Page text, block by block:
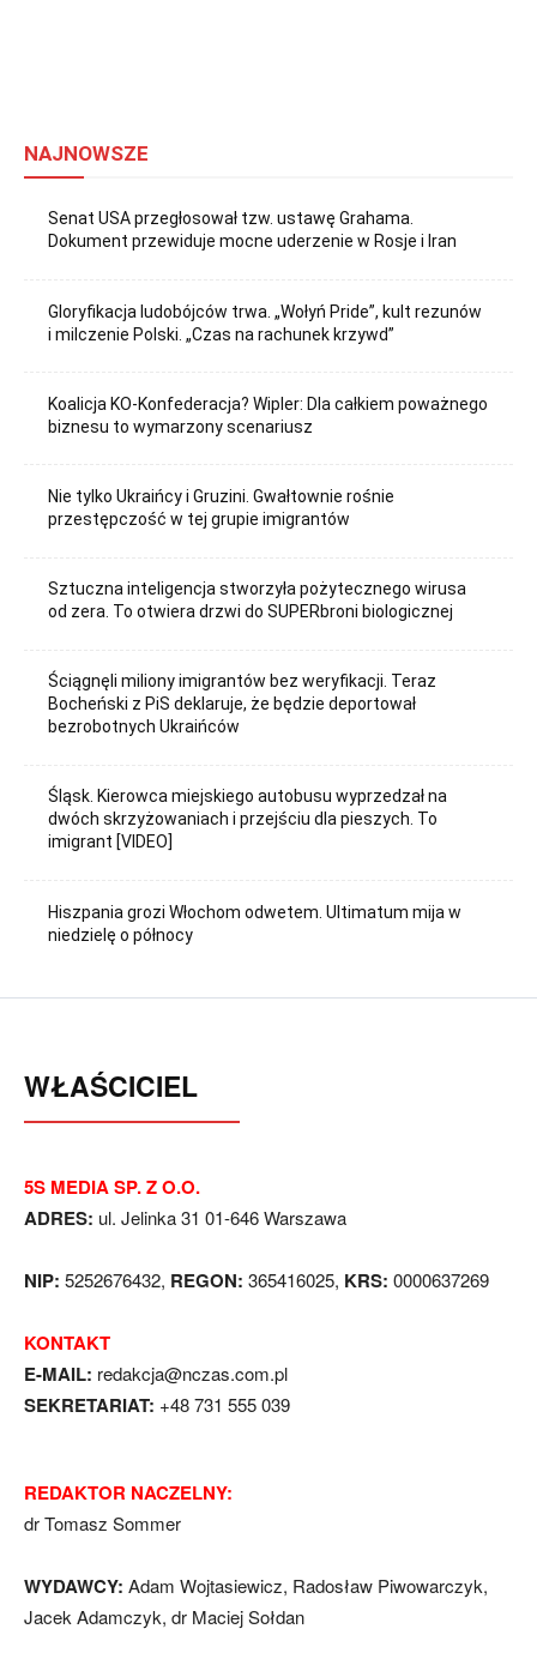
NAJNOWSZE
Senat USA przegłosował tzw. ustawę Grahama.
Dokument przewiduje mocne uderzenie w Rosje i Iran
Gloryfikacja ludobójców trwa. „Wołyń Pride”, kult rezunów
i milczenie Polski. „Czas na rachunek krzywd”
Koalicja KO-Konfederacja? Wipler: Dla całkiem poważnego
biznesu to wymarzony scenariusz
Nie tylko Ukraińcy i Gruzini. Gwałtownie rośnie
przestępczość w tej grupie imigrantów
Sztuczna inteligencja stworzyła pożytecznego wirusa
od zera. To otwiera drzwi do SUPERbroni biologicznej
Ściągnęli miliony imigrantów bez weryfikacji. Teraz
Bocheński z PiS deklaruje, że będzie deportował
bezrobotnych Ukraińców
Śląsk. Kierowca miejskiego autobusu wyprzedzał na
dwóch skrzyżowaniach i przejściu dla pieszych. To
imigrant [VIDEO]
Hiszpania grozi Włochom odwetem. Ultimatum mija w
niedzielę o północy
WŁAŚCICIEL
5S MEDIA SP. Z O.O.
ADRES: ul. Jelinka 31 01-646 Warszawa
NIP: 5252676432, REGON: 365416025, KRS: 0000637269
KONTAKT
E-MAIL: redakcja@nczas.com.pl
SEKRETARIAT: +48 731 555 039
REDAKTOR NACZELNY:
dr Tomasz Sommer
WYDAWCY: Adam Wojtasiewicz, Radosław Piwowarczyk,
Jacek Adamczyk, dr Maciej Sołdan